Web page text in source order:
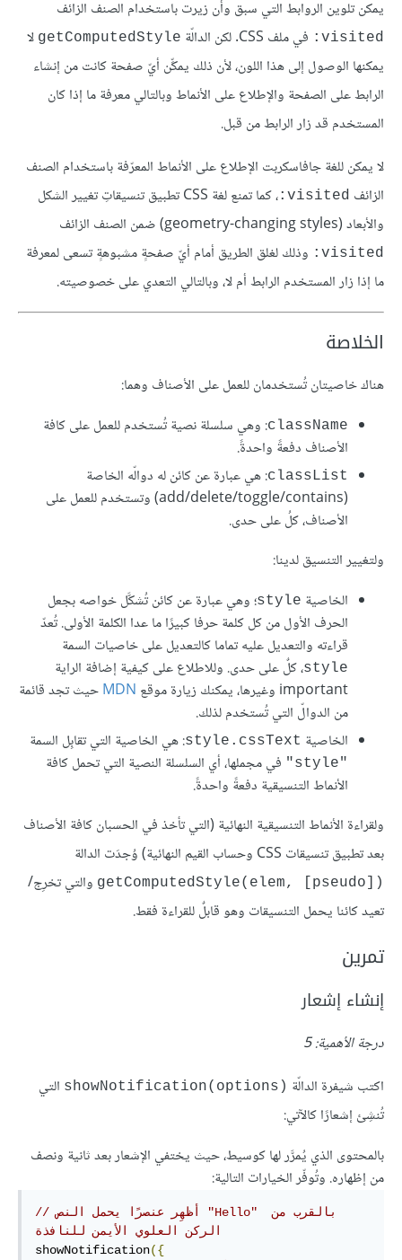
يمكن تلوين الروابط التي سبق وأن زيرت باستخدام الصنف الزائف
‎:visited في ملف CSS. لكن الدالّة getComputedStyle لا
يمكنها الوصول إلى هذا اللون، لأن ذلك يمكِّن أيّ صفحة كانت من إنشاء
الرابط على الصفحة والإطلاع على الأنماط وبالتالي معرفة ما إذا كان
المستخدم قد زار الرابط من قبل.
لا يمكن للغة جافاسكربت الإطلاع على الأنماط المعرّفة باستخدام الصنف
الزائف ‎:visited
، كما تمنع لغة CSS تطبيق تنسيقاتِ تغيير الشكل
والأبعاد (geometry-changing styles) ضمن الصنف الزائف
‎:visited وذلك لغلق الطريق أمام أيّ صفحةٍ مشبوهةٍ تسعى لمعرفة
ما إذا زار المستخدم الرابط أم لا، وبالتالي التعدي على خصوصيته.
الخلاصة
هناك خاصيتان تُستخدمان للعمل على الأصناف وهما:
className: وهي سلسلة نصية تُستخدم للعمل على كافة
الأصناف دفعةً واحدةً.
classList: هي عبارة عن كائن له دوالّه الخاصة
(add/delete/toggle/contains) وتستخدم للعمل على
الأصناف، كلُ على حدى.
ولتغيير التنسيق لدينا:
الخاصية style؛ وهي عبارة عن كائن تُشكَّل خواصه بجعل
الحرف الأول من كل كلمة حرفا كبيرًا ما عدا الكلمة الأولى. تُعدّ
قراءته والتعديل عليه تماما كالتعديل على خاصيات السمة
style، كلٌ على حدى. وللاطلاع على كيفية إضافة الراية
important وغيرها، يمكنك زيارة موقع
MDNحيث تجد قائمة
من الدوالّ التي تُستخدم لذلك.
الخاصية style.cssText: هي الخاصية التي تقابِل السمة
"style"
في مجملها، أي السلسلة النصية التي تحمل كافة
الأنماط التنسيقية دفعةً واحدةً.
ولقراءة الأنماط التنسيقية النهائية (التي تأخذ في الحسبان كافة الأصناف
بعد تطبيق تنسيقات CSS وحساب القيم النهائية) وُجدَت الدالة
getComputedStyle(elem, [pseudo])‎ والتي تخرِج/
تعيد كائنا يحمل التنسيقات وهو قابلٌ للقراءة فقط.
تمرين
إنشاء إشعار
درجة الأهمية: 5
اكتب شيفرة الدالّة showNotification(options)‎ التي
تُنشِئ إشعارًا كالآتي:
بالمحتوى الذي يُمرَّر لها كوسيط، حيث يختفي الإشعار بعد ثانية ونصف
من إظهاره. وتُوفّر الخيارات التالية:
// أظهِر عنصرًا يحمل النص "Hello" بالقرب من
showNotification({